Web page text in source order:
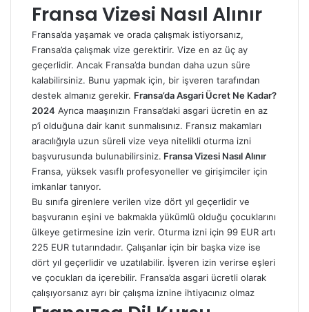
Fransa Vizesi Nasıl Alınır
Fransa’da yaşamak ve orada çalışmak istiyorsanız,
Fransa’da çalışmak vize gerektirir. Vize en az üç ay
geçerlidir. Ancak Fransa’da bundan daha uzun süre
kalabilirsiniz. Bunu yapmak için, bir işveren tarafından
destek almanız gerekir. Fransa’da Asgari Ücret Ne Kadar?
2024 Ayrıca maaşınızın Fransa’daki asgari ücretin en az
p’i olduğuna dair kanıt sunmalısınız. Fransız makamları
aracılığıyla uzun süreli vize veya nitelikli oturma izni
başvurusunda bulunabilirsiniz. Fransa Vizesi Nasıl Alınır
Fransa, yüksek vasıflı profesyoneller ve girişimciler için
imkanlar tanıyor.
Bu sınıfa girenlere verilen vize dört yıl geçerlidir ve
başvuranın eşini ve bakmakla yükümlü olduğu çocuklarını
ülkeye getirmesine izin verir. Oturma izni için 99 EUR artı
225 EUR tutarındadır. Çalışanlar için bir başka vize ise
dört yıl geçerlidir ve uzatılabilir. İşveren izin verirse eşleri
ve çocukları da içerebilir. Fransa’da asgari ücretli olarak
çalışıyorsanız ayrı bir çalışma iznine ihtiyacınız olmaz